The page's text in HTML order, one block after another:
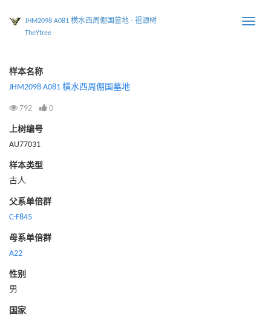
Toggle
JHM2098 A081 横水西周倗国墓地 - 祖源树
TheYtree
样本名称
JHM2098 A081 横水西周倗国墓地
792 0
上树编号
AU77031
样本类型
古人
父系单倍群
C-F845
母系单倍群
A22
性别
男
国家